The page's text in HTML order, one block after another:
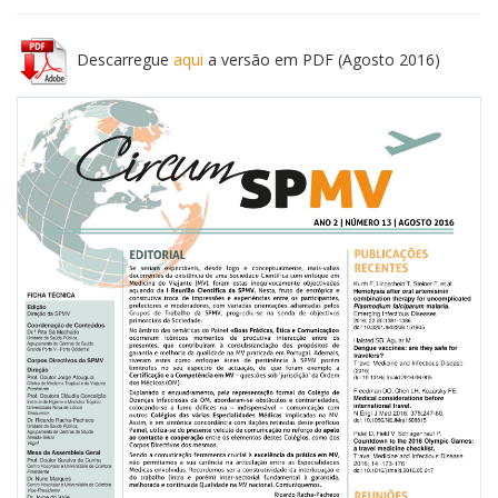
Descarregue aqui a versão em PDF (Agosto 2016)